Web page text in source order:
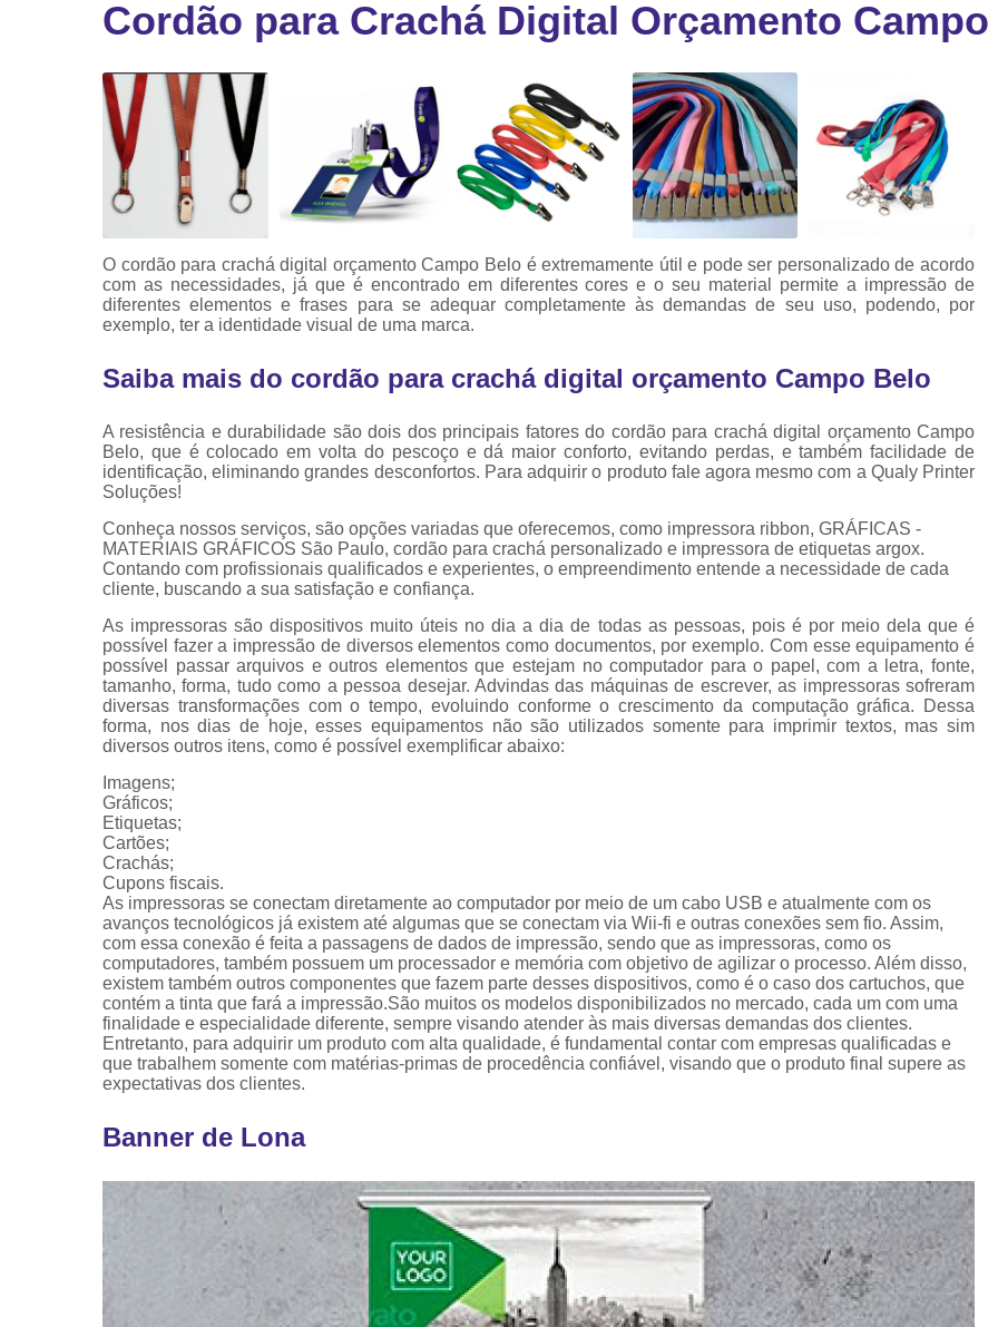
Ribbon
Ribbons
Cartão Fidelidade Pvc
Cordão de Crachá
Cordão para Crachá
Cordão para Crachá em
Cordão para Crachá
Fábrica
Cordões para
Cordinha de
Cordinha
Cordinha para
Cordão Crachá
Cordão para Crachá com
Cordão
Cordão
Cordão
Fita para Crachá Personalizada
Crachá de
Crachá de
Crachá e
Crachá
Crachá
Crachá
Crachá Personalizado Pvc
Crachás
Crachás Personalizados para
Impressora Datacard
Cordão para Crachá Digital Orçamento
O cordão para crachá digital orçamento Campo Belo é extremamente útil e pode ser personalizado de acordo
com as necessidades, já que é encontrado em diferentes cores e o seu material permite a impressão de
diferentes elementos e frases para se adequar completamente às demandas de seu uso, podendo, por
exemplo, ter a identidade visual de uma marca.
Saiba mais do cordão para crachá digital orçamento Campo Belo
A resistência e durabilidade são dois dos principais fatores do cordão para crachá digital orçamento Campo
Belo, que é colocado em volta do pescoço e dá maior conforto, evitando perdas, e também facilidade de
identificação, eliminando grandes desconfortos. Para adquirir o produto fale agora mesmo com a Qualy Printer
Soluções!
Conheça nossos serviços, são opções variadas que oferecemos, como impressora ribbon, GRÁFICAS -
MATERIAIS GRÁFICOS São Paulo, cordão para crachá personalizado e impressora de etiquetas argox.
Contando com profissionais qualificados e experientes, o empreendimento entende a necessidade de cada
cliente, buscando a sua satisfação e confiança.
As impressoras são dispositivos muito úteis no dia a dia de todas as pessoas, pois é por meio dela que é
possível fazer a impressão de diversos elementos como documentos, por exemplo. Com esse equipamento é
possível passar arquivos e outros elementos que estejam no computador para o papel, com a letra, fonte,
tamanho, forma, tudo como a pessoa desejar. Advindas das máquinas de escrever, as impressoras sofreram
diversas transformações com o tempo, evoluindo conforme o crescimento da computação gráfica. Dessa
forma, nos dias de hoje, esses equipamentos não são utilizados somente para imprimir textos, mas sim
diversos outros itens, como é possível exemplificar abaixo:
Imagens;
Gráficos;
Etiquetas;
Cartões;
Crachás;
Cupons fiscais.
As impressoras se conectam diretamente ao computador por meio de um cabo USB e atualmente com os
avanços tecnológicos já existem até algumas que se conectam via Wii-fi e outras conexões sem fio. Assim,
com essa conexão é feita a passagens de dados de impressão, sendo que as impressoras, como os
computadores, também possuem um processador e memória com objetivo de agilizar o processo. Além disso,
existem também outros componentes que fazem parte desses dispositivos, como é o caso dos cartuchos, que
contém a tinta que fará a impressão.São muitos os modelos disponibilizados no mercado, cada um com uma
finalidade e especialidade diferente, sempre visando atender às mais diversas demandas dos clientes.
Entretanto, para adquirir um produto com alta qualidade, é fundamental contar com empresas qualificadas e
que trabalhem somente com matérias-primas de procedência confiável, visando que o produto final supere as
expectativas dos clientes.
Banner de Lona